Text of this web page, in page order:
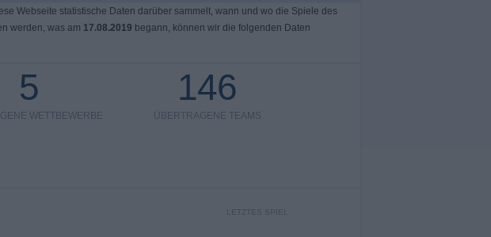
Webseite statistische Daten darüber sammelt, wann und wo die Spiele des
werden, was am 17.08.2019 begann, können wir die folgenden Daten
5
WETTBEWERBE
146
ÜBERTRAGENE TEAMS
LETZTES SPIEL